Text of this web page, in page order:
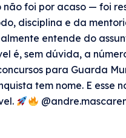
não foi por acaso — foi
disciplina e da
entende do
é, sem dúvida, a
para Guarda
tem nome. E esse